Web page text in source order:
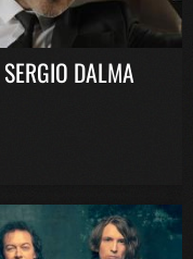
SERGIO DALMA